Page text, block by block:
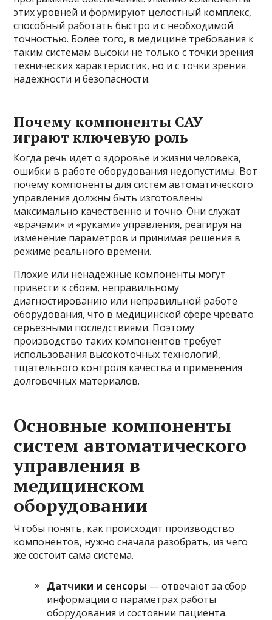
этих уровней и формируют целостный комплекс,
способный работать быстро и с необходимой
точностью. Более того, в медицине требования к
таким системам высоки не только с точки зрения
технических характеристик, но и с точки зрения
надежности и безопасности.
Почему компоненты САУ
играют ключевую роль
Когда речь идет о здоровье и жизни человека,
ошибки в работе оборудования недопустимы. Вот
почему компоненты для систем автоматического
управления должны быть изготовлены
максимально качественно и точно. Они служат
«врачами» и «руками» управления, реагируя на
изменение параметров и принимая решения в
режиме реального времени.
Плохие или ненадежные компоненты могут
привести к сбоям, неправильному
диагностированию или неправильной работе
оборудования, что в медицинской сфере чревато
серьезными последствиями. Поэтому
производство таких компонентов требует
использования высокоточных технологий,
тщательного контроля качества и применения
долговечных материалов.
Основные компоненты
систем автоматического
управления в
медицинском
оборудовании
Чтобы понять, как происходит производство
компонентов, нужно сначала разобрать, из чего
же состоит сама система.
Датчики и сенсоры — отвечают за сбор
информации о параметрах работы
оборудования и состоянии пациента.